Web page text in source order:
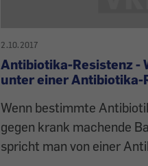
2.10.2017
Antibiotika-Resistenz -
unter einer Antibiotika-
Wenn bestimmte
gegen krank machende
spricht man von einer